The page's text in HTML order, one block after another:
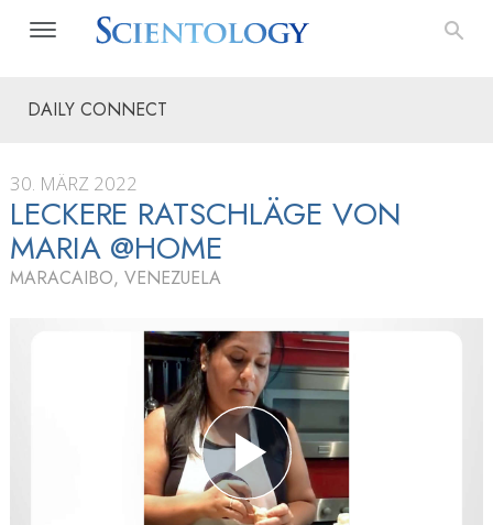
DAILY CONNECT
30. MÄRZ 2022
LECKERE RATSCHLÄGE VON
MARIA @HOME
MARACAIBO, VENEZUELA